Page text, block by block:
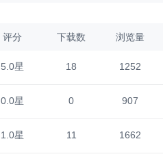
评分 下载数 浏览量
5.0星 18 1252
0.0星 0 907
1.0星 11 1662